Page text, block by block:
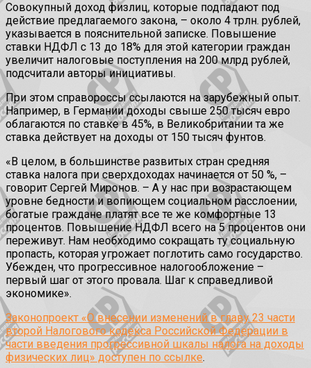
Совокупный доход физлиц, которые подпадают под
действие предлагаемого закона, – около 4 трлн. рублей,
указывается в пояснительной записке. Повышение
ставки НДФЛ с 13 до 18% для этой категории граждан
увеличит налоговые поступления на 200 млрд рублей,
подсчитали авторы инициативы.
При этом справороссы ссылаются на зарубежный опыт.
Например, в Германии доходы свыше 250 тысяч евро
облагаются по ставке в 45%, в Великобритании та же
ставка действует на доходы от 150 тысяч фунтов.
«В целом, в большинстве развитых стран средняя
ставка налога при сверхдоходах начинается от 50 %, –
говорит Сергей Миронов. – А у нас при возрастающем
уровне бедности и вопиющем социальном расслоении,
богатые граждане платят все те же комфортные 13
процентов. Повышение НДФЛ всего на 5 процентов они
переживут. Нам необходимо сокращать ту социальную
пропасть, которая угрожает поглотить само государство.
Убежден, что прогрессивное налогообложение –
первый шаг от этого провала. Шаг к справедливой
экономике».
Законопроект «О внесении изменений в главу 23 части
второй Налогового кодекса Российской Федерации в
части введения прогрессивной шкалы налога на доходы
физических лиц» доступен по ссылке.